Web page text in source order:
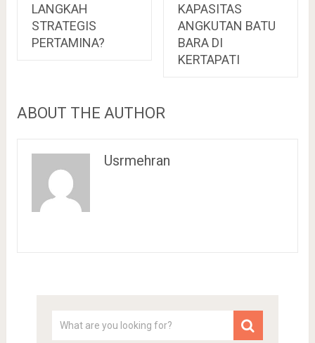
LANGKAH
STRATEGIS
PERTAMINA?
KAPASITAS
ANGKUTAN BATU
BARA DI
KERTAPATI
ABOUT THE AUTHOR
Usrmehran